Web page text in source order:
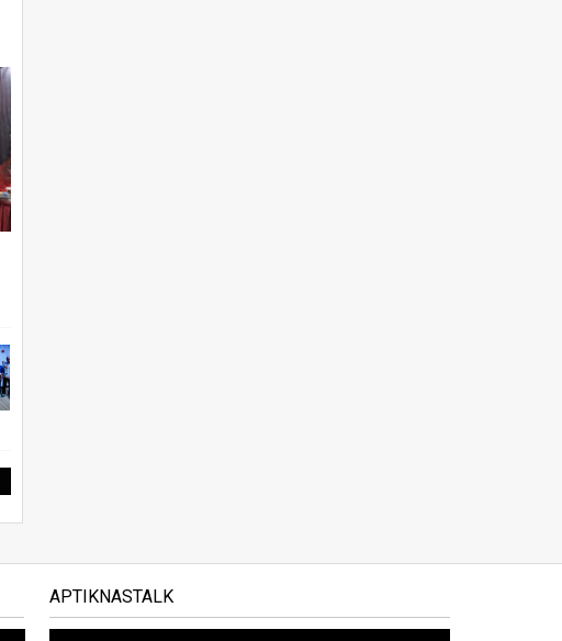
APTIKNASTALK